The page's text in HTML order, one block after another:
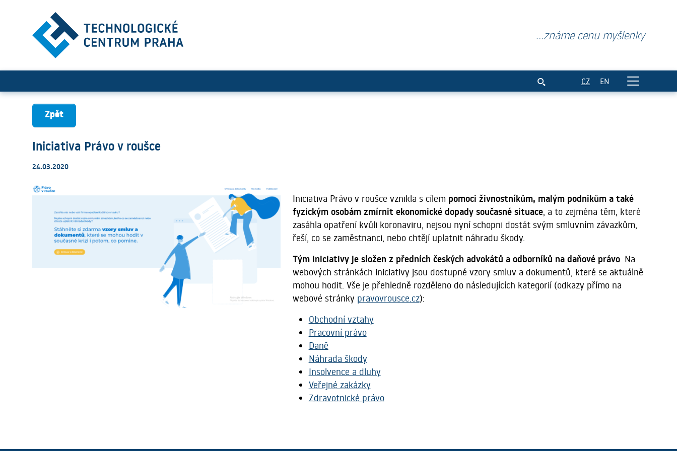
Iniciativa Právo v roušce
...známe cenu myšlenky
CZ EN
Zpět
Iniciativa Právo v roušce
24.03.2020
Iniciativa Právo v roušce vznikla s cílem pomoci živnostníkům, malým podnikům a také
fyzickým osobámzmírnit ekonomické dopady současné situace, a to zejména těm, které
zasáhla opatření kvůli koronaviru, nejsou nyní schopni dostát svým smluvním závazkům,
řeší, co se zaměstnanci, nebo chtějí uplatnit náhradu škody.
Tým iniciativy je složen z předních českých advokátů a odborníků na daňové právo. Na
webových stránkách iniciativy jsou dostupné vzory smluv a dokumentů, které se aktuálně
mohou hodit. Vše je přehledně rozděleno do následujících kategorií (odkazy přímo na
webové stránky pravovrousce.cz):
Obchodní vztahy
Pracovní právo
Daně
Náhrada škody
Insolvence a dluhy
Veřejné zakázky
Zdravotnické právo